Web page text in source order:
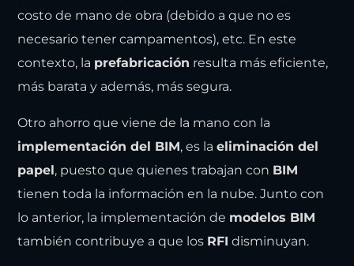
costo de mano de obra (debido a que no es
necesario tener campamentos), etc. En este
contexto, la prefabricación resulta más eficiente,
más barata y además, más segura.
Otro ahorro que viene de la mano con la
implementación del BIM, es laeliminación del
papel, puesto que quienes trabajan con BIM
tienen toda la información en la nube. Junto con
lo anterior, la implementación de modelos BIM
también contribuye a que los RFI disminuyan.